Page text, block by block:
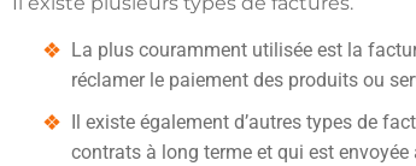
La plus couramment utilisée est la
réclamer le paiement des produits ou
Il existe également d’autres types de
contrats à long terme et qui est